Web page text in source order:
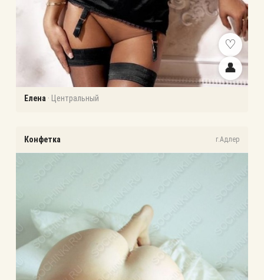
♡
👤
Елена · Центральный
Конфетка г.Адлер